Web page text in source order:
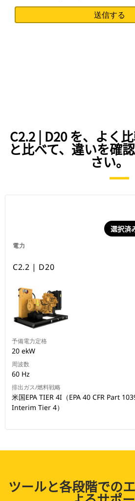
C2.2 | D20 を、よく
と比べて、違いを確
さい。
電力
選択済
C2.2 | D20
予備電力定格
20 ekW
周波数
60 Hz
排出ガス/燃料戦略
米国EPA TIER 4I（EPA 40 CFR Part
Interim Tier 4）
ツールと各段階での